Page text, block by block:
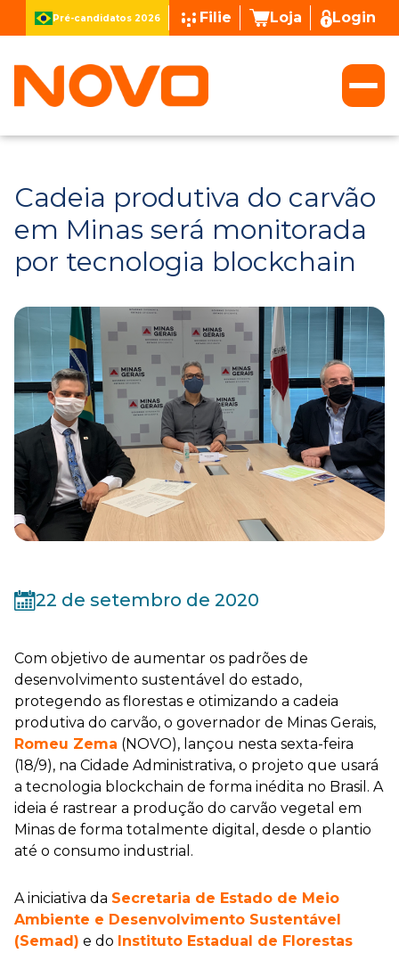
Pré-candidatos 2026 Filie Loja Login
Cadeia produtiva do carvão
em Minas será monitorada
por tecnologia blockchain
22 de setembro de 2020
Com objetivo de aumentar os padrões de
desenvolvimento sustentável do estado,
protegendo as florestas e otimizando a cadeia
produtiva do carvão, o governador de Minas Gerais,
Romeu Zema (NOVO), lançou nesta sexta-feira
(18/9), na Cidade Administrativa, o projeto que usará
a tecnologia blockchain de forma inédita no Brasil. A
ideia é rastrear a produção do carvão vegetal em
Minas de forma totalmente digital, desde o plantio
até o consumo industrial.
A iniciativa da Secretaria de Estado de Meio
Ambiente e Desenvolvimento Sustentável
(Semad) e do Instituto Estadual de Florestas